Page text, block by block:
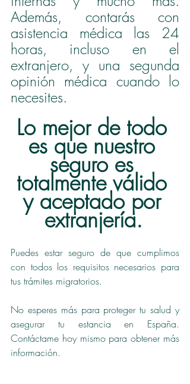
Además, contarás con
asistencia médica las 24
horas, incluso en el
extranjero, y una segunda
opinión médica cuando lo
necesites.
Lo mejor de todo
es que nuestro
seguro es
totalmente válido
y aceptado por
extranjería.
Puedes estar seguro de que cumplimos
con todos los requisitos necesarios para
tus trámites migratorios.
No esperes más para proteger tu salud y
asegurar tu estancia en España.
Contáctame hoy mismo para obtener más
información.